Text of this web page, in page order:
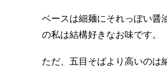
ベースは細麺にそれっぽい醤
の私は結構好きなお味です。
ただ、五目そばより高いのは